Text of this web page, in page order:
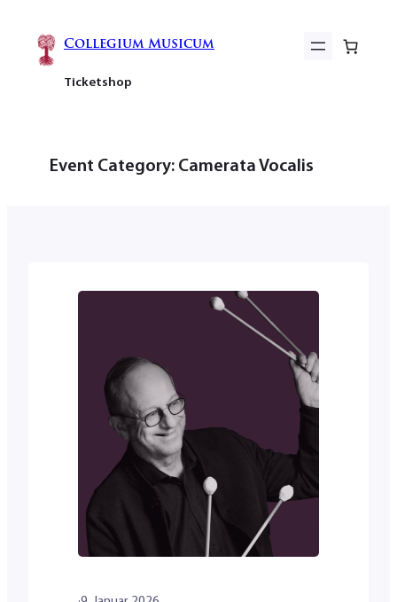
Inhalt
springen
Collegium Musicum
Ticketshop
Event Category: Camerata Vocalis